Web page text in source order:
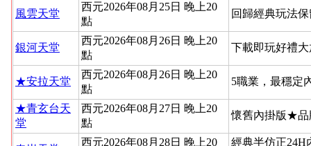
風雲天堂
西元2026年08月25日 晚上20
點
回歸經典玩法
銀河天堂
西元2026年08月26日 晚上20
點
下載即玩好禮
★安拉天堂
西元2026年08月26日 晚上20
點
5職業，最穩定
★青玄台天
堂
西元2026年08月27日 晚上20
點
懷舊內掛版★品
西元2026年08月28日 晚上20
經典半仿正24H